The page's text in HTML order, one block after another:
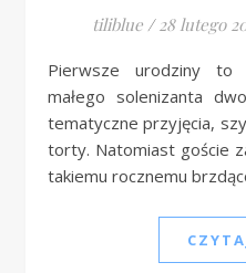
tiliblue / 28 lutego
Pierwsze urodziny to ważna sprawa! Rodzice
małego solenizanta
tematyczne przyjęcia,
torty. Natomiast goście
takiemu rocznemu